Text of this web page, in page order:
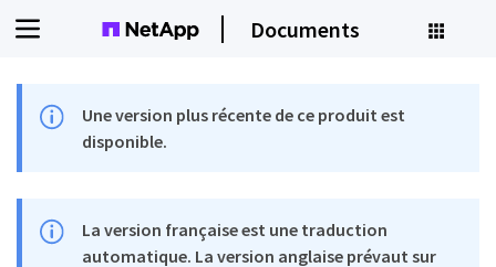
Documents
Une version plus récente de ce produit est
disponible.
La version française est une traduction
automatique. La version anglaise prévaut sur